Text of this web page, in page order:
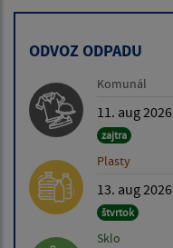
ODVOZ ODPADU
Komunál
11. aug 2026
zajtra
Plasty
13. aug 2026
štvrtok
Sklo